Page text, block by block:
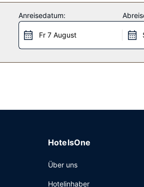
wird täglich von 06:00 Uhr bis
Anreisedatum:
Fr 7 August
HotelsOne
Über uns
Hotelinhaber